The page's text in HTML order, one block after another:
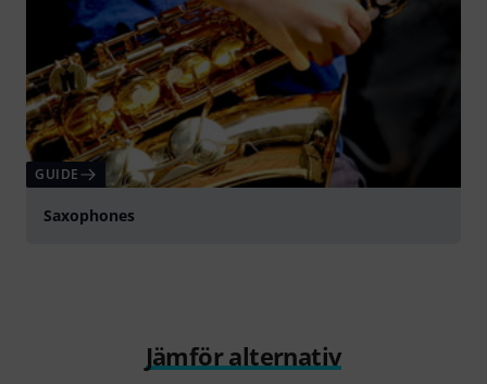
GUIDE
Saxophones
Jämför alternativ